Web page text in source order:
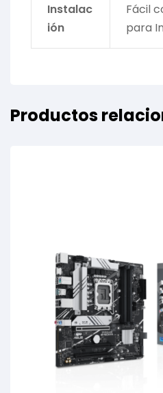
Instalac
ión
Fácil
para
Productos